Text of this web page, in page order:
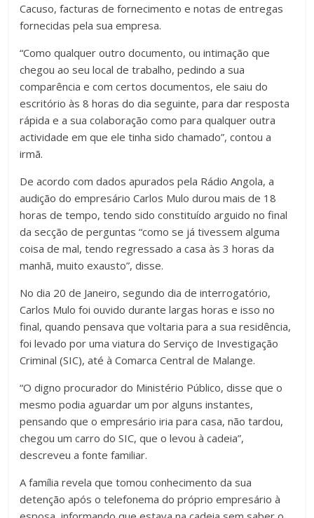
Cacuso, facturas de fornecimento e notas de entregas
fornecidas pela sua empresa.
“Como qualquer outro documento, ou intimação que
chegou ao seu local de trabalho, pedindo a sua
comparência e com certos documentos, ele saiu do
escritório às 8 horas do dia seguinte, para dar resposta
rápida e a sua colaboração como para qualquer outra
actividade em que ele tinha sido chamado”, contou a
irmã.
De acordo com dados apurados pela Rádio Angola, a
audição do empresário Carlos Mulo durou mais de 18
horas de tempo, tendo sido constituído arguido no final
da secção de perguntas “como se já tivessem alguma
coisa de mal, tendo regressado a casa às 3 horas da
manhã, muito exausto”, disse.
No dia 20 de Janeiro, segundo dia de interrogatório,
Carlos Mulo foi ouvido durante largas horas e isso no
final, quando pensava que voltaria para a sua residência,
foi levado por uma viatura do Serviço de Investigação
Criminal (SIC), até à Comarca Central de Malange.
“O digno procurador do Ministério Público, disse que o
mesmo podia aguardar um por alguns instantes,
pensando que o empresário iria para casa, não tardou,
chegou um carro do SIC, que o levou à cadeia”,
descreveu a fonte familiar.
A família revela que tomou conhecimento da sua
detenção após o telefonema do próprio empresário à